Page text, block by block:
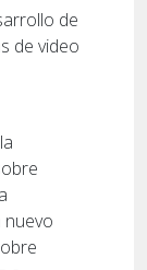
de
de video